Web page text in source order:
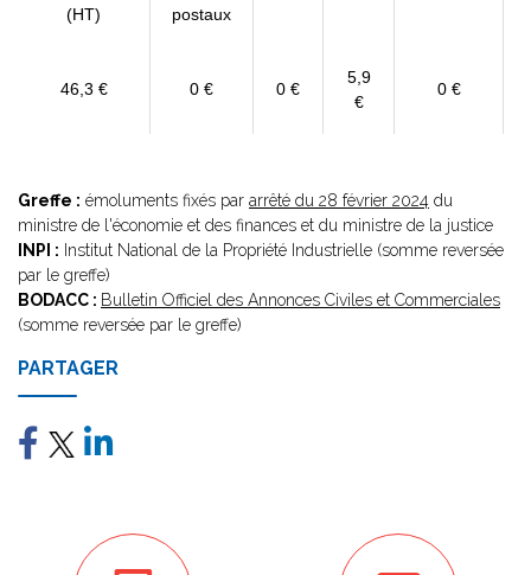
(HT)
postaux
46,3 € 0 € 0 €
5,9
€
0 €
Greffe : émoluments fixés par arrêté du 28 février 2024 du
ministre de l'économie et des finances et du ministre de la justice
INPI : Institut National de la Propriété Industrielle (somme reversée
par le greffe)
BODACC : Bulletin Officiel des Annonces Civiles et Commerciales
(somme reversée par le greffe)
PARTAGER